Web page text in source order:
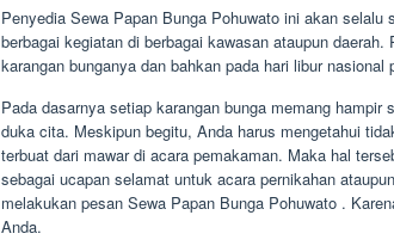
Penyedia Sewa Papan Bunga Pohuwato ini akan
berbagai kegiatan di berbagai kawasan ataupun
karangan bunganya dan bahkan pada hari libur
Pada dasarnya setiap karangan bunga memang
duka cita. Meskipun begitu, Anda harus mengetahui
terbuat dari mawar di acara pemakaman. Maka hal
sebagai ucapan selamat untuk acara pernikahan
melakukan pesan Sewa Papan Bunga Pohuwato .
Anda.